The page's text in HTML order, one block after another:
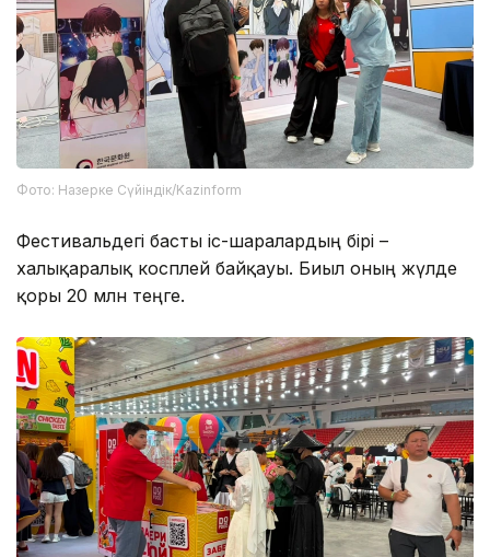
Фото: Назерке Сүйіндік/Kazinform
Фестивальдегі басты іс-шаралардың бірі –
халықаралық косплей байқауы. Биыл оның жүлде
қоры 20 млн теңге.